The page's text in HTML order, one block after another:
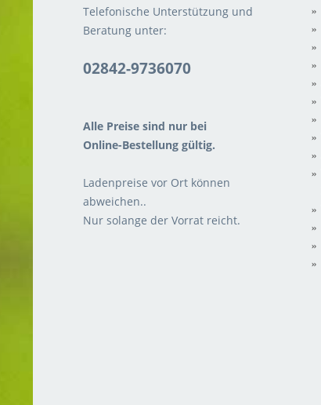
Telefonische Unterstützung und
Beratung unter:
02842-9736070
Alle Preise sind nur bei
Online-Bestellung gültig.
Ladenpreise vor Ort können
abweichen..
Nur solange der Vorrat reicht.